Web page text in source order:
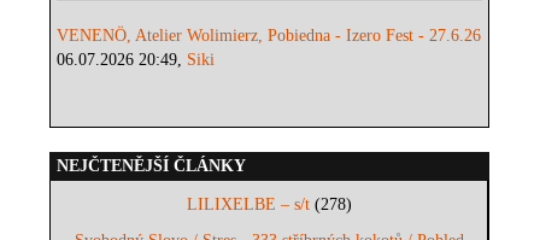
VENENÖ, Atelier Wolimierz, Pobiedna - Izero Fest - 27.6.26
06.07.2026 20:49, Siki
NEJČTENĚJŠÍ ČLÁNKY
LILIXELBE – s/t(278)